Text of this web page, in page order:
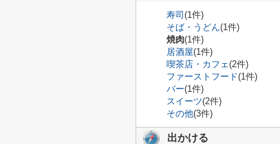
寿司 (1件)
そば・うどん(1件)
焼肉(1件)
居酒屋(1件)
喫茶店・カフェ(2件)
ファーストフード(1件)
バー(1件)
スイーツ(2件)
その他(3件)
出かける